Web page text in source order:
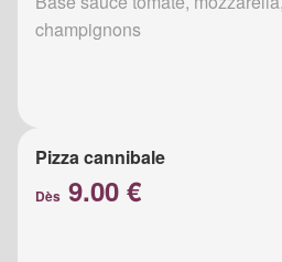
champignons
Pizza cannibale
Dès 9.00 €